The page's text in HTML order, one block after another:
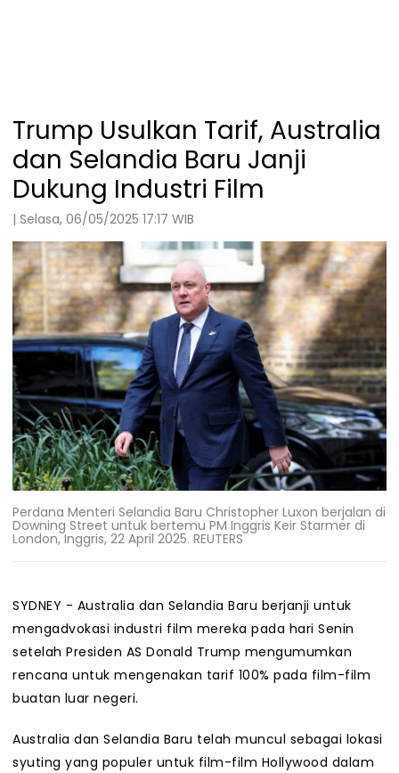
Trump Usulkan Tarif, Australia
dan Selandia Baru Janji
Dukung Industri Film
| Selasa, 06/05/2025 17:17 WIB
Perdana Menteri Selandia Baru Christopher Luxon berjalan di
Downing Street untuk bertemu PM Inggris Keir Starmer di
London, Inggris, 22 April 2025. REUTERS
SYDNEY - Australia dan Selandia Baru berjanji untuk
mengadvokasi industri film mereka pada hari Senin
setelah Presiden AS Donald Trump mengumumkan
rencana untuk mengenakan tarif 100% pada film-film
buatan luar negeri.
Australia dan Selandia Baru telah muncul sebagai lokasi
syuting yang populer untuk film-film Hollywood dalam